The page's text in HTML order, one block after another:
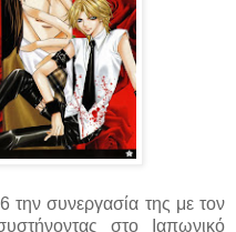
την συνεργασία της με τον
στο Ιαπωνικό